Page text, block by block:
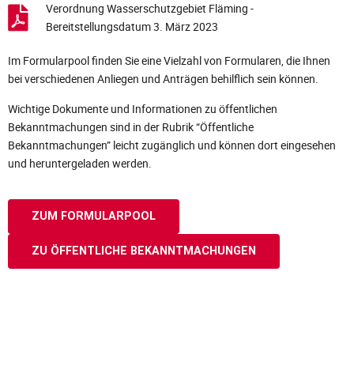
Verordnung Wasserschutzgebiet Fläming -
Bereitstellungsdatum 3. März 2023
Im Formularpool finden Sie eine Vielzahl von Formularen, die Ihnen
bei verschiedenen Anliegen und Anträgen behilflich sein können.
Wichtige Dokumente und Informationen zu öffentlichen
Bekanntmachungen sind in der Rubrik “Öffentliche
Bekanntmachungen” leicht zugänglich und können dort eingesehen
und heruntergeladen werden.
ZUM FORMULARPOOL
ZU ÖFFENTLICHE BEKANNTMACHUNGEN